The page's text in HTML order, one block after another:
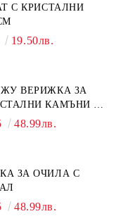
С КРИСТАЛНИ
19.50лв.
ВЕРИЖКА ЗА
КАМЪНИ И
48.99лв.
ЗА ОЧИЛА С
48.99лв.